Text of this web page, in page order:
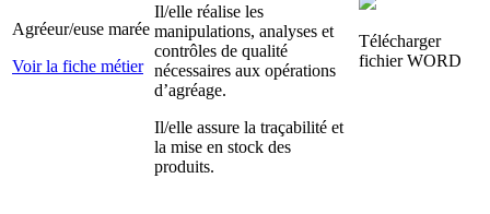
Agréeur/euse marée
Voir la fiche métier
Il/elle réalise les
manipulations, analyses et
contrôles de qualité
nécessaires aux opérations
d’agréage.
Il/elle assure la traçabilité et
la mise en stock des
produits.
Télécharger
fichierWORD